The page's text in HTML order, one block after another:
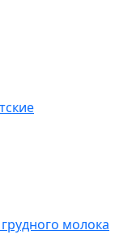
молока